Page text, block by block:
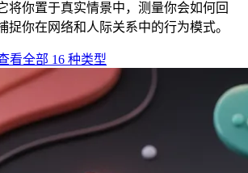
你置于真实情景中，测量你会如何回
捉你在网络和人际关系中的行为模式。
看全部 16 种类型